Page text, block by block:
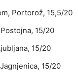
Portorož, 15,5/20
15/20
15/20
15/20